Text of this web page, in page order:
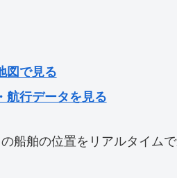
図で見る
航行データを見る
船舶の位置をリアルタイム